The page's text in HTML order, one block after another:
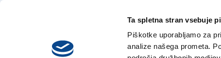
Ta spletna stran vsebuje
Piškotke uporabljamo za
analize našega prometa.
petek,
7. avgusta 2026